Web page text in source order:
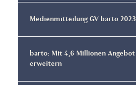
Medienmitteilung GV barto 2023
barto: Mit 4,6 Millionen Angebot
erweitern